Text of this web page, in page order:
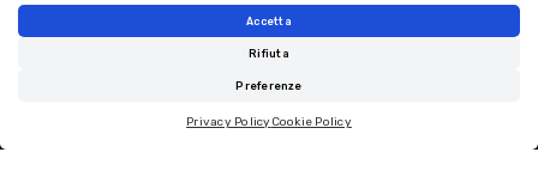
Accetta
Rifiuta
Preferenze
Privacy PolicyCookie Policy
Development by Italix.net